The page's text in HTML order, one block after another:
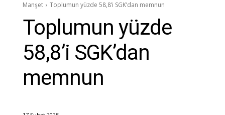
Manşet Toplumun yüzde 58,8’i SGK’dan memnun
Toplumun yüzde
58,8’i SGK’dan
memnun